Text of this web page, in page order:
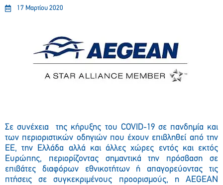
17 Μαρτίου 2020
Σε συνέχεια της κήρυξης του COVID-19 σε πανδημία και
των περιοριστικών οδηγιών που έχουν επιβληθεί από την
ΕΕ, την Ελλάδα αλλά και άλλες χώρες εντός και εκτός
Ευρώπης, περιορίζοντας σημαντικά την πρόσβαση σε
επιβάτες διαφόρων εθνικοτήτων ή απαγορεύοντας τις
πτήσεις σε συγκεκριμένους προορισμούς, η AEGEAN